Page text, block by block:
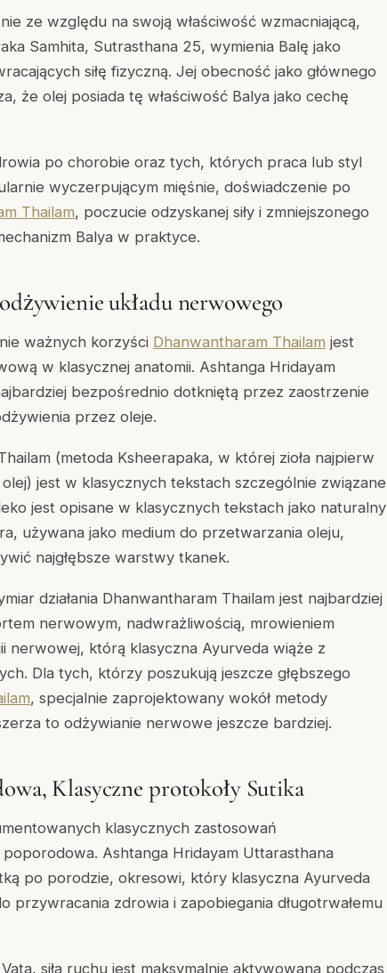
ze względu na swoją właściwość wzmacniającą,
Samhita, Sutrasthana 25, wymienia Balę jako
siłę fizyczną. Jej obecność jako głównego
że olej posiada tę właściwość Balya jako cechę
po chorobie oraz tych, których praca lub styl
wyczerpującym mięśnie, doświadczenie po
Thailam, poczucie odzyskanej siły i zmniejszonego
Balya w praktyce.
układu nerwowego
ważnych korzyści Dhanwantharam Thailam jest
w klasycznej anatomii. Ashtanga Hridayam
bezpośrednio dotkniętą przez zaostrzenie
przez oleje.
(metoda Ksheerapaka, w której zioła najpierw
jest w klasycznych tekstach szczególnie związane
jest opisane w klasycznych tekstach jako naturalny
używana jako medium do przetwarzania oleju,
najgłębsze warstwy tkanek.
działania Dhanwantharam Thailam jest najbardziej
nerwowym, nadwrażliwością, mrowieniem
nerwowej, którą klasyczna Ayurveda wiąże z
Dla tych, którzy poszukują jeszcze głębszego
, specjalnie zaprojektowany wokół metody
to odżywianie nerwowe jeszcze bardziej.
Klasyczne protokoły Sutika
klasycznych zastosowań
Ashtanga Hridayam Uttarasthana
po porodzie, okresowi, który klasyczna Ayurveda
przywracania zdrowia i zapobiegania długotrwałemu
siła ruchu jest maksymalnie aktywowana podczas